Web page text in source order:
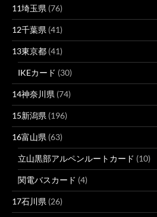
11埼玉県 (76)
12千葉県 (41)
13東京都 (41)
IKEカード (30)
14神奈川県 (74)
15新潟県 (196)
16富山県 (63)
立山黒部アルペンルートカード (10)
関電バスカード (4)
17石川県 (26)